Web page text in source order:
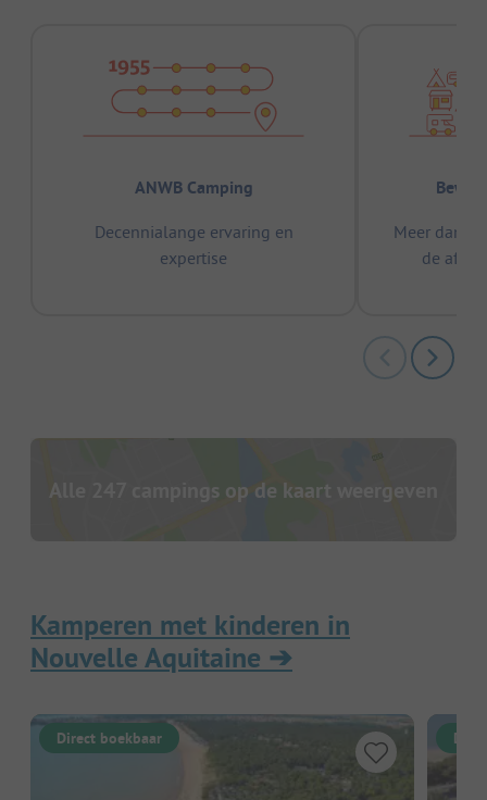
ANWB Camping
Decennialange ervaring en
expertise
Meer dan
de
Alle 247 campings op de kaart weergeven
Kamperen met kinderen in
Nouvelle Aquitaine ➔
Direct boekbaar